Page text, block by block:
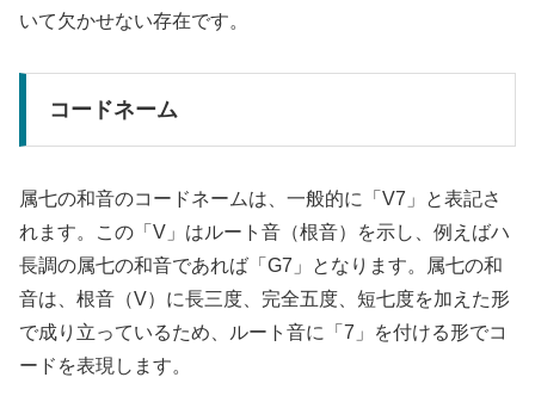
いて欠かせない存在です。
コードネーム
属七の和音のコードネームは、一般的に「V7」と表記さ
れます。この「V」はルート音（根音）を示し、例えばハ
長調の属七の和音であれば「G7」となります。属七の和
音は、根音（V）に長三度、完全五度、短七度を加えた形
で成り立っているため、ルート音に「7」を付ける形でコ
ードを表現します。